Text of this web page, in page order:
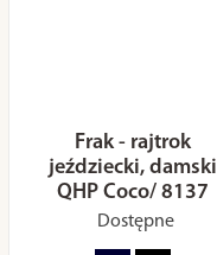
Frak - rajtrok
jeździecki, damski
QHP Coco/ 8137
Dostępne